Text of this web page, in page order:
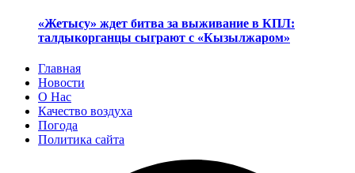
«Жетысу» ждет битва за выживание в КПЛ:
талдыкорганцы сыграют с «Кызылжаром»
Главная
Новости
О Нас
Качество воздуха
Погода
Политика сайта